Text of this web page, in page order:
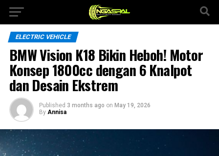
ELECTRIC VEHICLE
BMW Vision K18 Bikin Heboh! Motor
Konsep 1800cc dengan 6 Knalpot
dan Desain Ekstrem
Published 3 months ago on May 19, 2026
By Annisa